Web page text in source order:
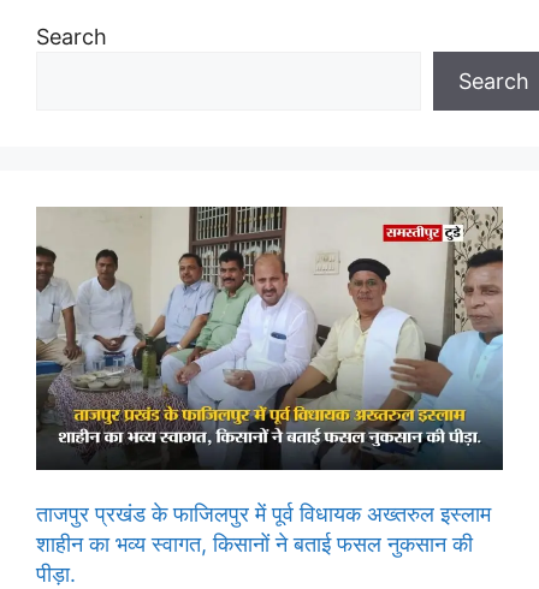
Search
Search
ताजपुर प्रखंड के फाजिलपुर में पूर्व विधायक अख्तरुल इस्लाम
शाहीन का भव्य स्वागत, किसानों ने बताई फसल नुकसान की
पीड़ा.